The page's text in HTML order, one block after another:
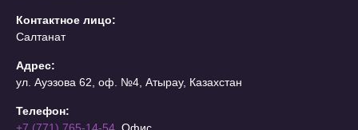
Контактное лицо:
Салтанат
Адрес:
ул. Ауэзова 62, оф. №4, Атырау, Казахстан
Телефон: